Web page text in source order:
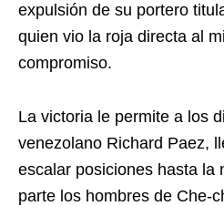
expulsión de su portero
quien vio la roja directa al
compromiso.
La victoria le permite a los
venezolano Richard Paez,
escalar posiciones hasta la
parte los hombres de Che-